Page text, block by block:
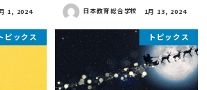
1, 2024 日本教育総合学校 1月 13, 2024
ピックス トピックス